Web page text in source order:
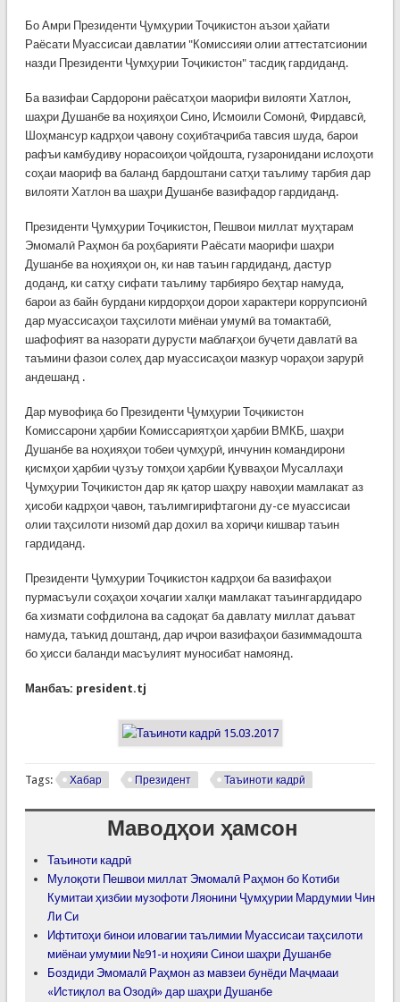
Бо Амри Президенти Ҷумҳурии Тоҷикистон аъзои ҳайати
Раёсати Муассисаи давлатии "Комиссияи олии аттестатсионии
назди Президенти Ҷумҳурии Тоҷикистон" тасдиқ гардиданд.
Ба вазифаи Сардорони раёсатҳои маорифи вилояти Хатлон,
шаҳри Душанбе ва ноҳияҳои Сино, Исмоили Сомонӣ, Фирдавсӣ,
Шоҳмансур кадрҳои ҷавону соҳибтаҷриба тавсия шуда, барои
рафъи камбудиву норасоиҳои ҷойдошта, гузаронидани ислоҳоти
соҳаи маориф ва баланд бардоштани сатҳи таълиму тарбия дар
вилояти Хатлон ва шаҳри Душанбе вазифадор гардиданд.
Президенти Ҷумҳурии Тоҷикистон, Пешвои миллат муҳтарам
Эмомалӣ Раҳмон ба роҳбарияти Раёсати маорифи шаҳри
Душанбе ва ноҳияҳои он, ки нав таъин гардиданд, дастур
доданд, ки сатҳу сифати таълиму тарбияро беҳтар намуда,
барои аз байн бурдани кирдорҳои дорои характери коррупсионӣ
дар муассисаҳои таҳсилоти миёнаи умумӣ ва томактабӣ,
шафофият ва назорати дурусти маблағҳои буҷети давлатӣ ва
таъмини фазои солеҳ дар муассисаҳои мазкур чораҳои зарурӣ
андешанд .
Дар мувофиқа бо Президенти Ҷумҳурии Тоҷикистон
Комиссарони ҳарбии Комиссариятҳои ҳарбии ВМКБ, шаҳри
Душанбе ва ноҳияҳои тобеи ҷумҳурӣ, инчунин командирони
қисмҳои ҳарбии ҷузъу томҳои ҳарбии Қувваҳои Мусаллаҳи
Ҷумҳурии Тоҷикистон дар як қатор шаҳру навоҳии мамлакат аз
ҳисоби кадрҳои ҷавон, таълимгирифтагони ду-се муассисаи
олии таҳсилоти низомӣ дар дохил ва хориҷи кишвар таъин
гардиданд.
Президенти Ҷумҳурии Тоҷикистон кадрҳои ба вазифаҳои
пурмасъули соҳаҳои хоҷагии халқи мамлакат таъингардидаро
ба хизмати софдилона ва садоқат ба давлату миллат даъват
намуда, таъкид доштанд, дар иҷрои вазифаҳои базиммадошта
бо ҳисси баланди масъулият муносибат намоянд.
Манбаъ: president.tj
Tags: Хабар Президент Таъиноти кадрӣ
Маводҳои ҳамсон
Таъиноти кадрӣ
Мулоқоти Пешвои миллат Эмомалӣ Раҳмон бо Котиби
Кумитаи ҳизбии музофоти Ляонини Ҷумҳурии Мардумии Чин
Ли Си
Ифтитоҳи бинои иловагии таълимии Муассисаи таҳсилоти
миёнаи умумии №91-и ноҳияи Синои шаҳри Душанбе
Боздиди Эмомалӣ Раҳмон аз мавзеи бунёди Маҷмааи
«Истиқлол ва Озодӣ» дар шаҳри Душанбе